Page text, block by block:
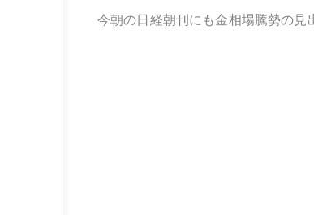
今朝の日経朝刊にも金相場騰勢の見